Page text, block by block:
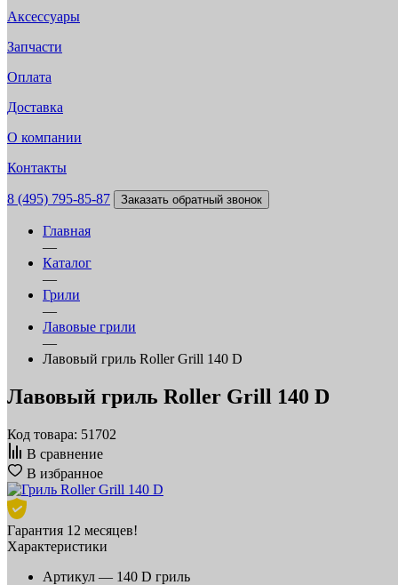
Аксессуары
Запчасти
Оплата
Доставка
О компании
Контакты
8 (495) 795-85-87 Заказать обратный звонок
Главная
—
Каталог
—
Грили
—
Лавовые грили
—
Лавовый гриль Roller Grill 140 D
Лавовый гриль Roller Grill 140 D
Код товара: 51702
В сравнение
В избранное
Гарантия 12 месяцев!
Характеристики
Артикул — 140 D гриль